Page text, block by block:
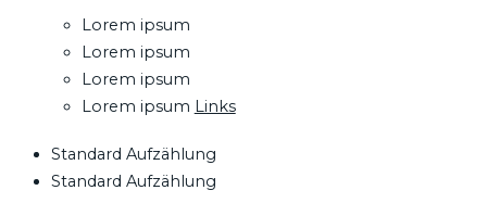
Lorem ipsum
Lorem ipsum
Lorem ipsum
Lorem ipsum Links
Standard Aufzählung
Standard Aufzählung